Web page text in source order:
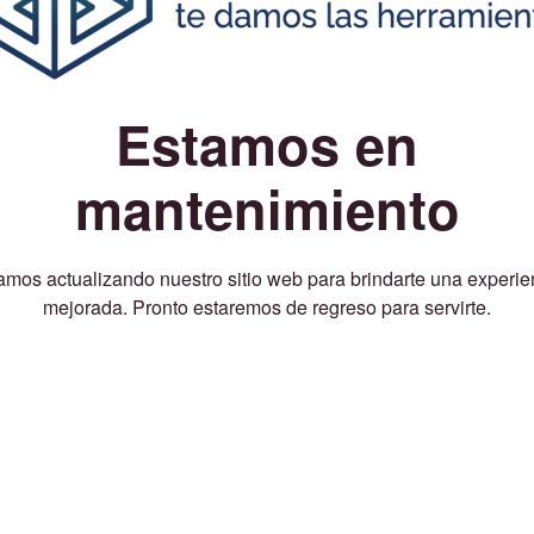
Estamos en
mantenimiento
actualizando nuestro sitio web para brindarte una
mejorada. Pronto estaremos de regreso para servirte.